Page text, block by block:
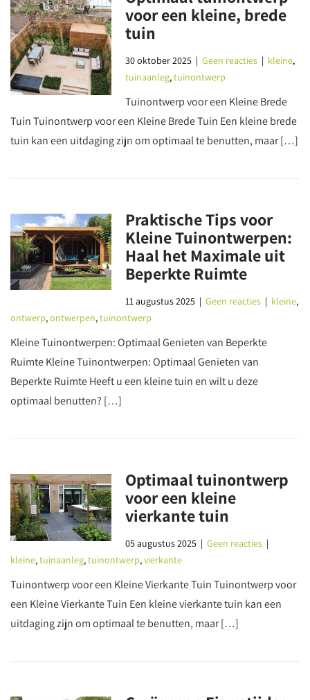
voor een kleine, brede
tuin
30 oktober 2025 |Geen reacties | kleine,
tuinaanleg,tuinontwerp
Tuinontwerp voor een Kleine Brede
Tuin Tuinontwerp voor een Kleine Brede Tuin Een kleine brede
tuin kan een uitdaging zijn om optimaal te benutten, maar […]
Praktische Tips voor
Kleine Tuinontwerpen:
Haal het Maximale uit
Beperkte Ruimte
11 augustus 2025 |Geen reacties | kleine,
ontwerp,ontwerpen,tuinontwerp
Kleine Tuinontwerpen: Optimaal Genieten van Beperkte
Ruimte Kleine Tuinontwerpen: Optimaal Genieten van
Beperkte Ruimte Heeft u een kleine tuin en wilt u deze
optimaal benutten? […]
Optimaal tuinontwerp
voor een kleine
vierkante tuin
05 augustus 2025 |Geen reacties |
kleine,tuinaanleg,tuinontwerp,vierkante
Tuinontwerp voor een Kleine Vierkante Tuin Tuinontwerp voor
een Kleine Vierkante Tuin Een kleine vierkante tuin kan een
uitdaging zijn om optimaal te benutten, maar […]